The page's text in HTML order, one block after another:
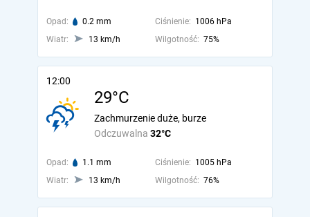
Opad: 0.2 mm Ciśnienie: 1006 hPa
Wiatr:
13 km/h Wilgotność: 75%
12:00
29°C
Odczuwalna 32°C
Zachmurzenie duże, burze
Opad: 1.1 mm Ciśnienie: 1005 hPa
Wiatr:
13 km/h Wilgotność: 76%